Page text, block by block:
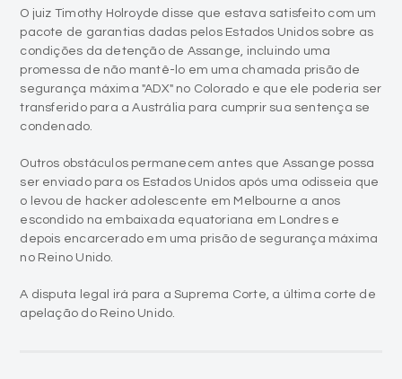
O juiz Timothy Holroyde disse que estava satisfeito com um
pacote de garantias dadas pelos Estados Unidos sobre as
condições da detenção de Assange, incluindo uma
promessa de não mantê-lo em uma chamada prisão de
segurança máxima "ADX" no Colorado e que ele poderia ser
transferido para a Austrália para cumprir sua sentença se
condenado.
Outros obstáculos permanecem antes que Assange possa
ser enviado para os Estados Unidos após uma odisseia que
o levou de hacker adolescente em Melbourne a anos
escondido na embaixada equatoriana em Londres e
depois encarcerado em uma prisão de segurança máxima
no Reino Unido.
A disputa legal irá para a Suprema Corte, a última corte de
apelação do Reino Unido.